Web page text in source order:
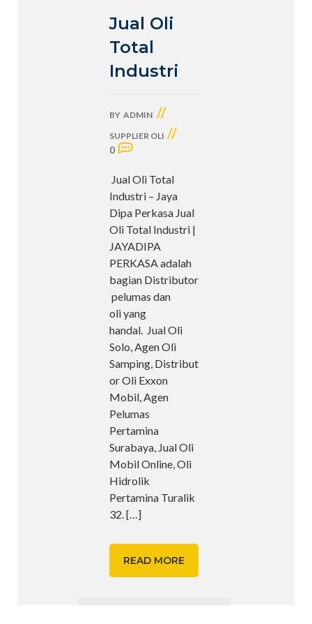
Jual Oli
Total
Industri
BY ADMIN //
SUPPLIER OLI //
0
Jual Oli Total
Industri – Jaya
Dipa Perkasa Jual
Oli Total Industri |
JAYADIPA
PERKASA adalah
bagian Distributor
pelumas dan
oli yang
handal. Jual Oli
Solo, Agen Oli
Samping, Distribut
or Oli Exxon
Mobil, Agen
Pelumas
Pertamina
Surabaya, Jual Oli
Mobil Online, Oli
Hidrolik
Pertamina Turalik
32.[…]
READ MORE